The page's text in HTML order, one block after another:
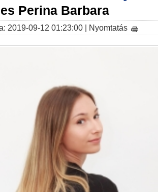
Perina Barbara
2019-09-12 01:23:00 | Nyomtatás